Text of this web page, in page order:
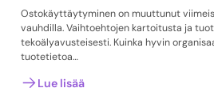
Ostokäyttäytyminen on muuttunut
vauhdilla. Vaihtoehtojen kartoitusta ja
tekoälyavusteisesti. Kuinka hyvin
tuotetietoa…
Lue lisää